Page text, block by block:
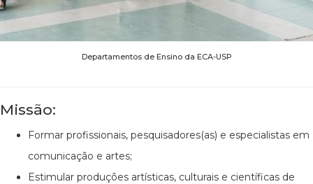
Departamentos de Ensino da ECA-USP
Missão:
Formar profissionais, pesquisadores(as) e especialistas em
comunicação e artes;
Estimular produções artísticas, culturais e científicas de